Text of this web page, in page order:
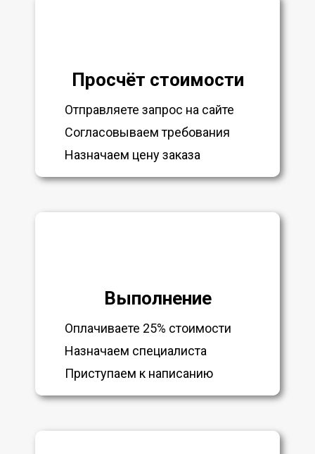
Просчёт стоимости
Отправляете запрос на сайте
Согласовываем требования
Назначаем цену заказа
Выполнение
Оплачиваете 25% стоимости
Назначаем специалиста
Приступаем к написанию